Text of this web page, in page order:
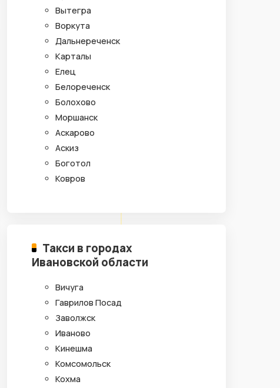
Вытегра
Воркута
Дальнереченск
Карталы
Елец
Белореченск
Болохово
Моршанск
Аскарово
Аскиз
Боготол
Ковров
Такси в городах
Ивановской области
Вичуга
Гаврилов Посад
Заволжск
Иваново
Кинешма
Комсомольск
Кохма